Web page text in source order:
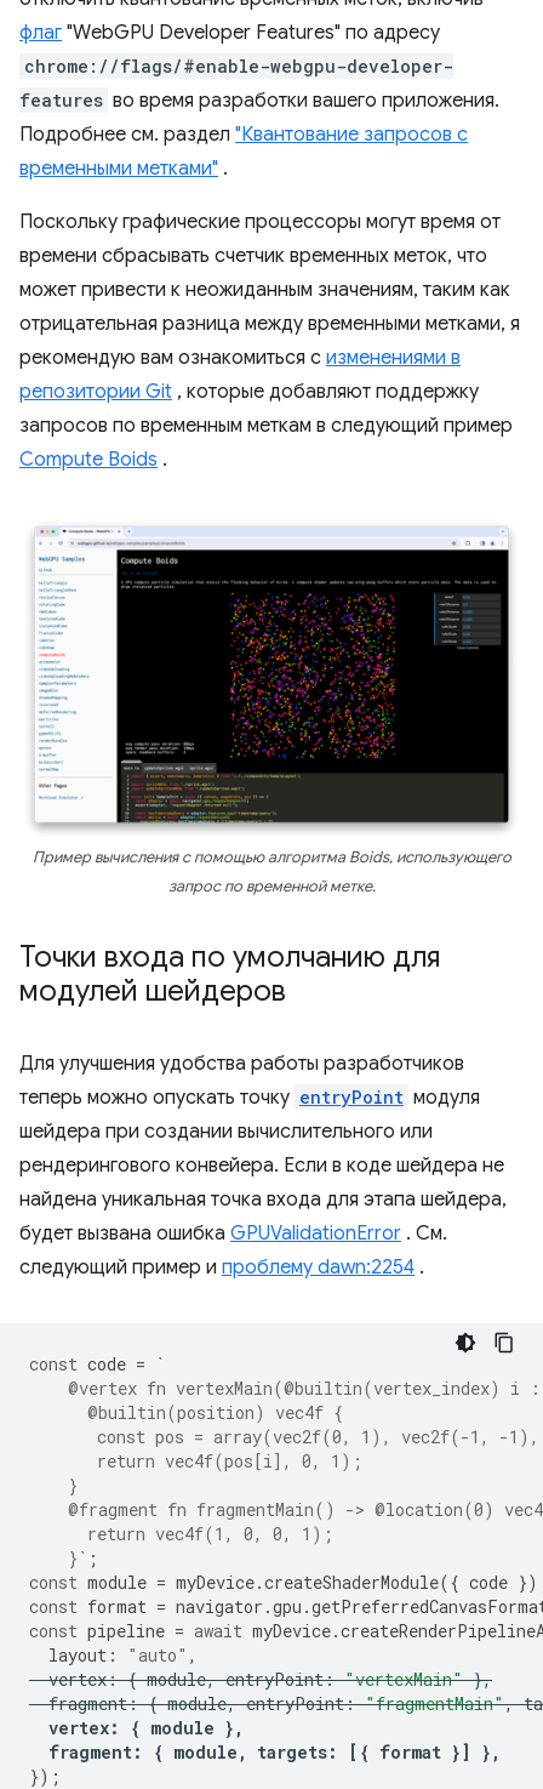
флаг "WebGPU Developer Features" по адресу
chrome://flags/#enable-webgpu-developer-
features во время разработки вашего приложения.
Подробнее см. раздел "Квантование запросов с
временными метками" .
Поскольку графические процессоры могут время от
времени сбрасывать счетчик временных меток, что
может привести к неожиданным значениям, таким как
отрицательная разница между временными метками, я
рекомендую вам ознакомиться с изменениями в
репозитории Git , которые добавляют поддержку
запросов по временным меткам в следующий пример
Compute Boids .
Пример вычисления с помощью алгоритма Boids, использующего
запрос по временной метке.
Точки входа по умолчанию для
модулей шейдеров
Для улучшения удобства работы разработчиков
теперь можно опускать точку entryPoint модуля
шейдера при создании вычислительного или
рендерингового конвейера. Если в коде шейдера не
найдена уникальная точка входа для этапа шейдера,
будет вызвана ошибка GPUValidationError . См.
следующий пример и проблему dawn:2254 .
const code =
`
@vertex fn vertexMain(@builtin(vertex_index) i
      @builtin(position) vec4f {
const pos = array(vec2f(0, 1), vec2f(-1, -
       return vec4f(pos[i], 0, 1);
    }
@fragment fn fragmentMain() -> @location(0)
      return vec4f(1, 0, 0, 1);
    }`
;
const module = myDevice.createShaderModule({ code
const format = navigator .gpu .
const pipeline = await myDevice.
layout : "auto" ,
vertex: { module, entryPoint: "vertexMain" },
fragment: { module, entryPoint: "fragmentMain",
vertex: { module },
fragment: { module , targets: [{ format }]
},
});